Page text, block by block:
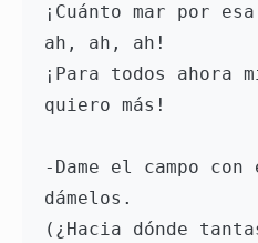
¡Cuánto mar por
ah, ah, ah!
¡Para todos ahora
quiero más!
-Dame el campo
dámelos.
(¿Hacia dónde